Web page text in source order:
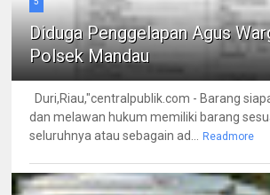
Diduga Penggelapan Agus
Polsek Mandau
Duri,Riau,"centralpublik.com - Barang
dan melawan hukum memiliki barang
seluruhnya atau sebagain ad...
Readmore